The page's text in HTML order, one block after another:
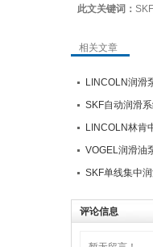
此文关键词：
相关文章
LINCOLN润滑
SKF自动润滑
LINCOLN林肯
VOGEL润滑油
SKF单线集中
评论信息